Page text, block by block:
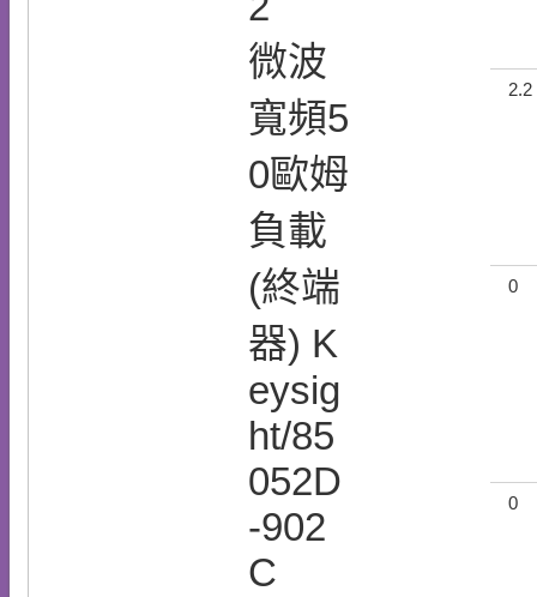
微波
寬頻5
0歐姆
負載
(終端
器) K
eysig
ht/85
052D
-902
C
2.2
0
0